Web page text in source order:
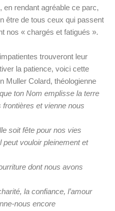
rendant agréable ce parc,
être de tous ceux qui passent
nos « chargés et fatigués ».
trouveront leur
la patience, voici cette
Muller Colard, théologienne
ton Nom emplisse la terre
et vienne nous
soit fête pour nos vies
peut vouloir pleinement et
dont nous avons
la confiance, l’amour
nous encore